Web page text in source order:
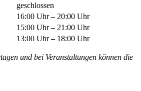
geschlossen
16:00 Uhr – 20:00 Uhr
15:00 Uhr – 21:00 Uhr
13:00 Uhr – 18:00 Uhr
und bei Veranstaltungen können die